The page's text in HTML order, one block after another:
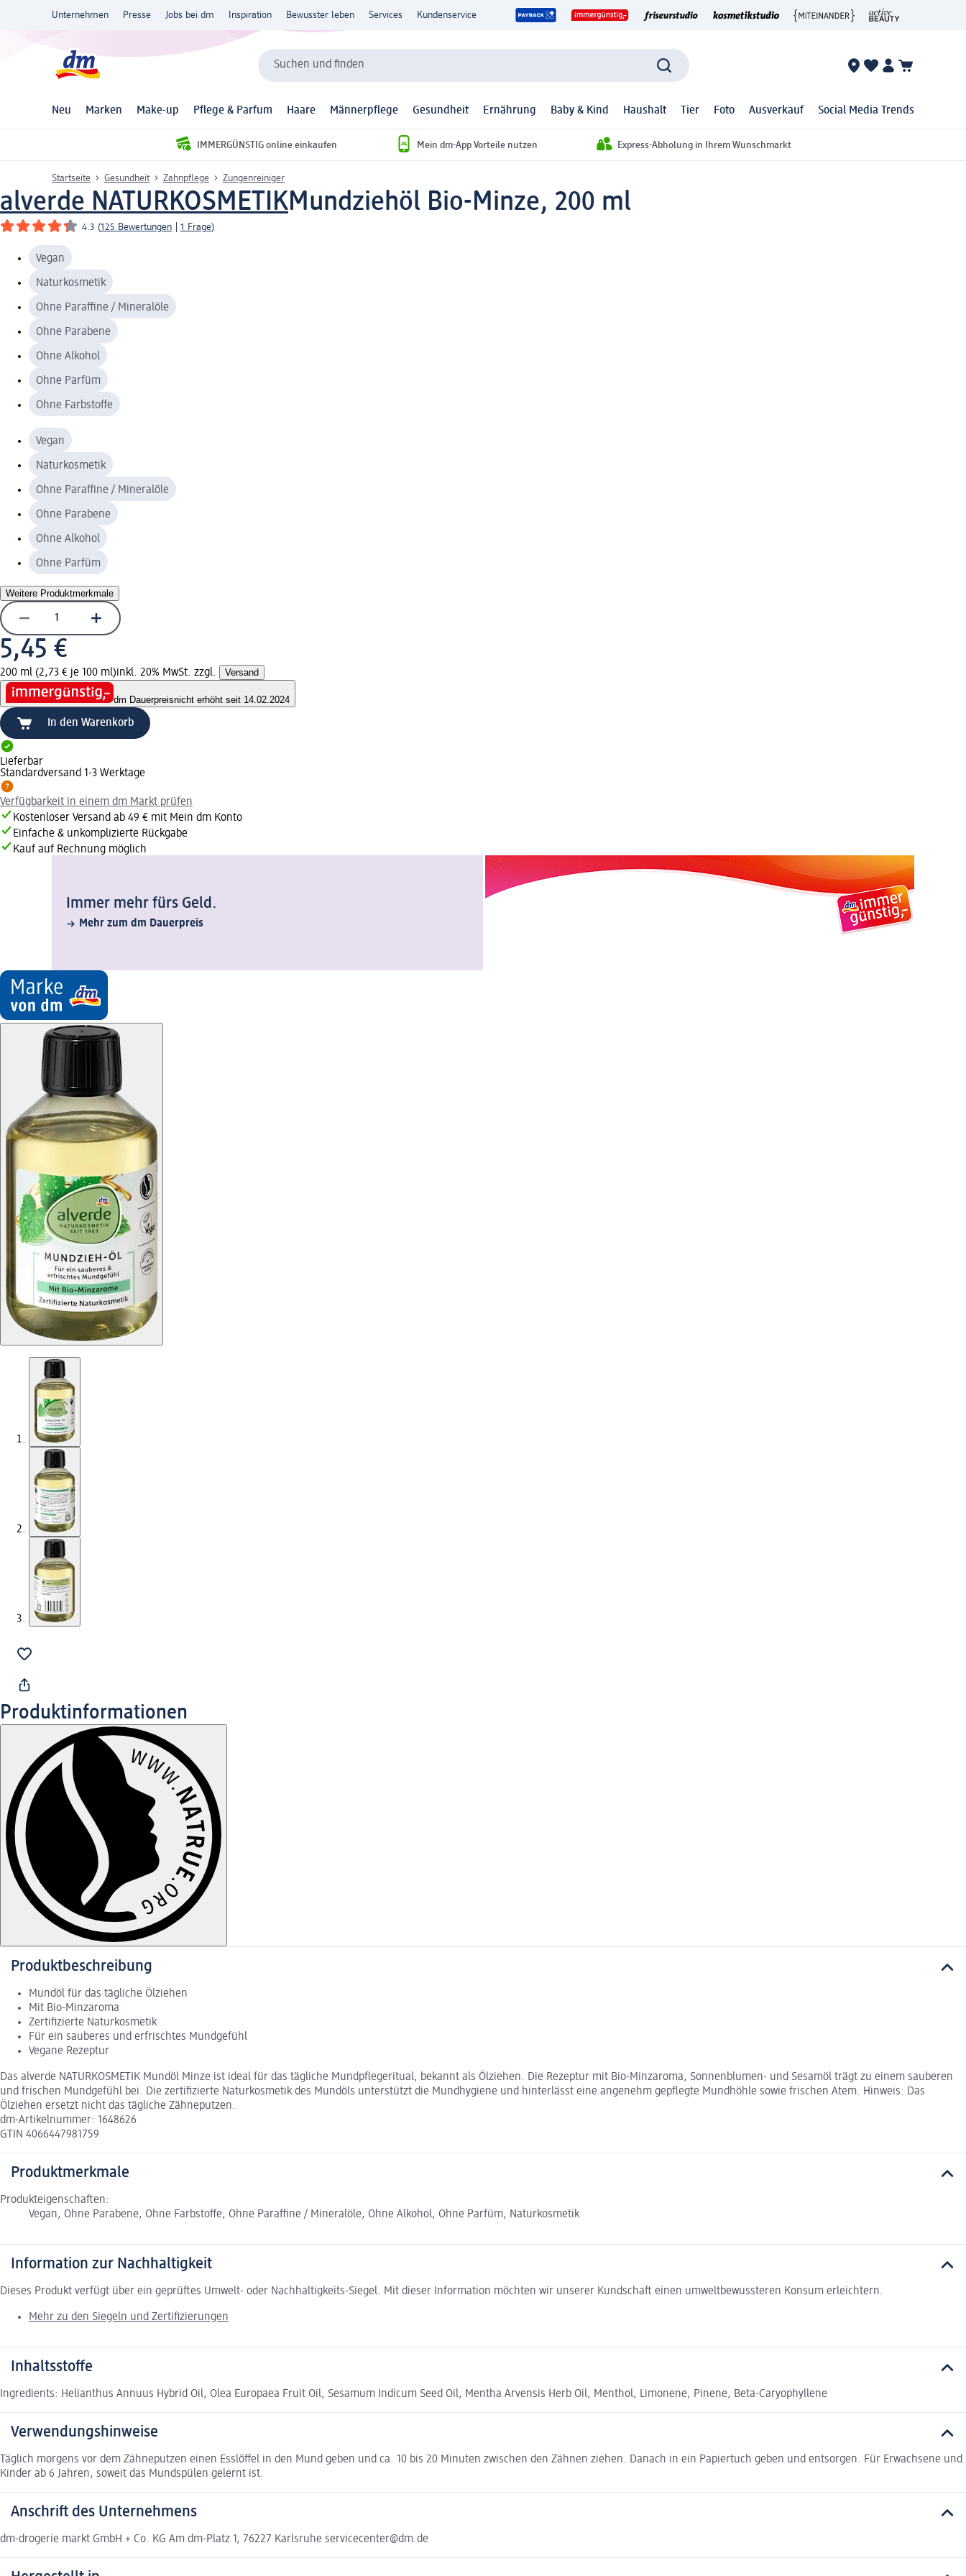
Unternehmen Presse Jobs bei dm Inspiration Bewusster leben Services Kundenservice
Suchen und finden
Neu Marken Make-up Pflege & Parfum Haare Männerpflege Gesundheit Ernährung Baby & Kind Haushalt Tier Foto Ausverkauf Social Media Trends
IMMERGÜNSTIG online einkaufen Mein dm-App Vorteile nutzen Express-Abholung in Ihrem Wunschmarkt
Startseite Gesundheit Zahnpflege Zungenreiniger
alverde NATURKOSMETIKMundziehöl Bio-Minze, 200 ml
4.3 (125 Bewertungen 1 Frage)
Vegan
Naturkosmetik
Ohne Paraffine / Mineralöle
Ohne Parabene
Ohne Alkohol
Ohne Parfüm
Ohne Farbstoffe
Vegan
Naturkosmetik
Ohne Paraffine / Mineralöle
Ohne Parabene
Ohne Alkohol
Ohne Parfüm
Weitere Produktmerkmale
5,45 €
200 ml (2,73 € je 100 ml)inkl. 20% MwSt. zzgl. Versand
dm Dauerpreisnicht erhöht seit 14.02.2024
In den Warenkorb
Lieferbar
Standardversand 1-3 Werktage
Verfügbarkeit in einem dm Markt prüfen
Kostenloser Versand ab 49 € mit Mein dm Konto
Einfache & unkomplizierte Rückgabe
Kauf auf Rechnung möglich
Immer mehr fürs Geld.
Mehr zum dm Dauerpreis
Produktinformationen
Produktbeschreibung
Mundöl für das tägliche Ölziehen
Mit Bio-Minzaroma
Zertifizierte Naturkosmetik
Für ein sauberes und erfrischtes Mundgefühl
Vegane Rezeptur
Das alverde NATURKOSMETIK Mundöl Minze ist ideal für das tägliche Mundpflegeritual, bekannt als Ölziehen. Die Rezeptur mit Bio-Minzaroma, Sonnenblumen- und Sesamöl trägt zu einem sauberen
und frischen Mundgefühl bei. Die zertifizierte Naturkosmetik des Mundöls unterstützt die Mundhygiene und hinterlässt eine angenehm gepflegte Mundhöhle sowie frischen Atem. Hinweis: Das
Ölziehen ersetzt nicht das tägliche Zähneputzen.
dm-Artikelnummer: 1648626
GTIN 4066447981759
Produktmerkmale
Produkteigenschaften:
Vegan, Ohne Parabene, Ohne Farbstoffe, Ohne Paraffine / Mineralöle, Ohne Alkohol, Ohne Parfüm, Naturkosmetik
Information zur Nachhaltigkeit
Dieses Produkt verfügt über ein geprüftes Umwelt- oder Nachhaltigkeits-Siegel. Mit dieser Information möchten wir unserer Kundschaft einen umweltbewussteren Konsum erleichtern.
Mehr zu den Siegeln und Zertifizierungen
Inhaltsstoffe
Ingredients: Helianthus Annuus Hybrid Oil, Olea Europaea Fruit Oil, Sesamum Indicum Seed Oil, Mentha Arvensis Herb Oil, Menthol, Limonene, Pinene, Beta-Caryophyllene
Verwendungshinweise
Täglich morgens vor dem Zähneputzen einen Esslöffel in den Mund geben und ca. 10 bis 20 Minuten zwischen den Zähnen ziehen. Danach in ein Papiertuch geben und entsorgen. Für Erwachsene und
Kinder ab 6 Jahren, soweit das Mundspülen gelernt ist.
Anschrift des Unternehmens
dm-drogerie markt GmbH + Co. KG Am dm-Platz 1, 76227 Karlsruhe servicecenter@dm.de